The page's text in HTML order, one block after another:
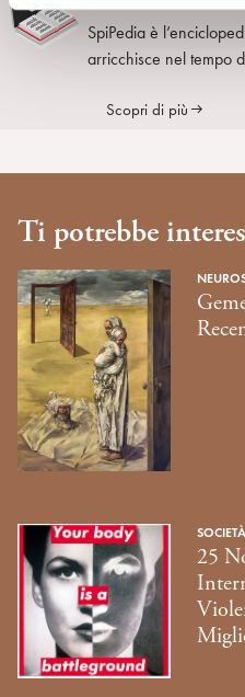
SpiPedia è
arricchisce nel tempo
Scopri di più
Ti potrebbe
SOCIETÀ
25